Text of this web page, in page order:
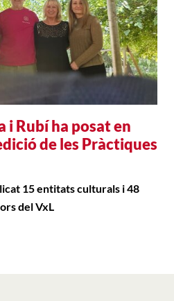
i Rubí ha posat en
de les Pràctiques
15 entitats culturals i 48
del VxL